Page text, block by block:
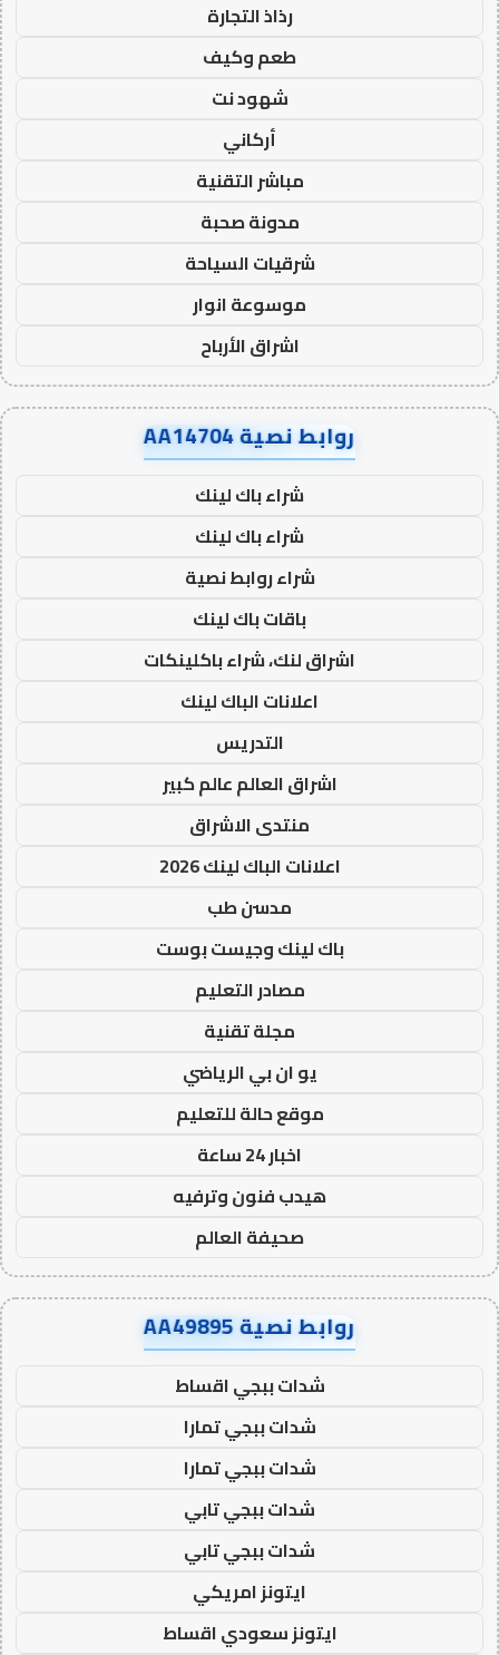
رذاذ التجارة
طعم وكيف
شهود نت
أركاني
مباشر التقنية
مدونة صحبة
شرقيات السياحة
موسوعة انوار
اشراق الأرباح
روابط نصية AA14704
شراء باك لينك
شراء باك لينك
شراء روابط نصية
باقات باك لينك
اشراق لنك، شراء باكلينكات
اعلانات الباك لينك
التدريس
اشراق العالم عالم كبير
منتدى الاشراق
اعلانات الباك لينك 2026
مدسن طب
باك لينك وجيست بوست
مصادر التعليم
مجلة تقنية
يو ان بي الرياضي
موقع حالة للتعليم
اخبار 24 ساعة
هيدب فنون وترفيه
صحيفة العالم
روابط نصية AA49895
شدات ببجي اقساط
شدات ببجي تمارا
شدات ببجي تمارا
شدات ببجي تابي
شدات ببجي تابي
ايتونز امريكي
ايتونز سعودي اقساط